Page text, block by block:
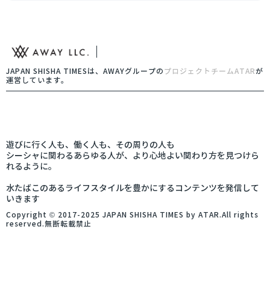
JAPAN SHISHA TIMESは、AWAYグループの プロジェクトチームATARが
運営しています。
遊びに行く人も、働く人も、その周りの人も
シーシャに関わるあらゆる人が、より心地よい関わり方を見つけら
れるように。
水たばこのあるライフスタイルを豊かにするコンテンツを発信して
いきます
Copyright © 2017-2025 JAPAN SHISHA TIMES by ATAR.All rights
reserved.無断転載禁止